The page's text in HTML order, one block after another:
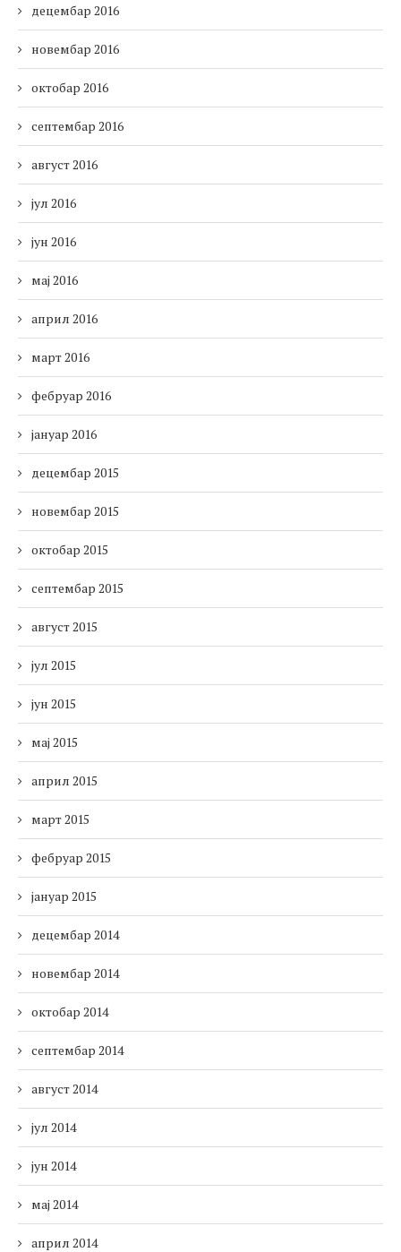
децембар 2016
новембар 2016
октобар 2016
септембар 2016
август 2016
јул 2016
јун 2016
мај 2016
април 2016
март 2016
фебруар 2016
јануар 2016
децембар 2015
новембар 2015
октобар 2015
септембар 2015
август 2015
јул 2015
јун 2015
мај 2015
април 2015
март 2015
фебруар 2015
јануар 2015
децембар 2014
новембар 2014
октобар 2014
септембар 2014
август 2014
јул 2014
јун 2014
мај 2014
април 2014